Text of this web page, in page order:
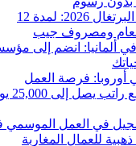
السفر التطوعي إلى البرتغال 2026: لمدة 12
ومصروف جيب
ألمانيا: انضم إلى
أوروبا: فرصة العمل
كستاني في
في العمل